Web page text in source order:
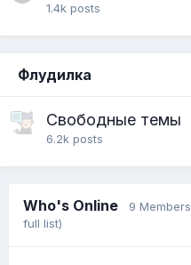
1.4k posts
Флудилка
Свободные темы
6.2k posts
Who's Online 9 Members
full list)